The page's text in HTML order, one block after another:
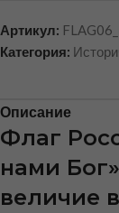
Артикул:
Категория:
Описание
Флаг
нами
величие